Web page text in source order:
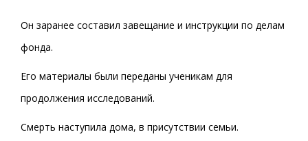
Он заранее составил завещание и инструкции по делам
фонда.
Его материалы были переданы ученикам для
продолжения исследований.
Смерть наступила дома, в присутствии семьи.